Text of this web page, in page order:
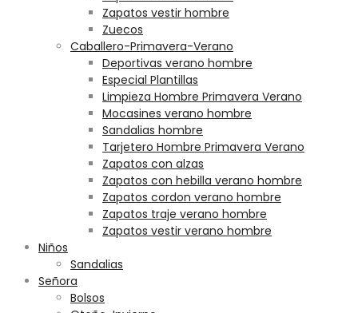
Zapatos vestir hombre
Zuecos
Caballero-Primavera-Verano
Deportivas verano hombre
Especial Plantillas
Limpieza Hombre Primavera Verano
Mocasines verano hombre
Sandalias hombre
Tarjetero Hombre Primavera Verano
Zapatos con alzas
Zapatos con hebilla verano hombre
Zapatos cordon verano hombre
Zapatos traje verano hombre
Zapatos vestir verano hombre
Niños
Sandalias
Señora
Bolsos